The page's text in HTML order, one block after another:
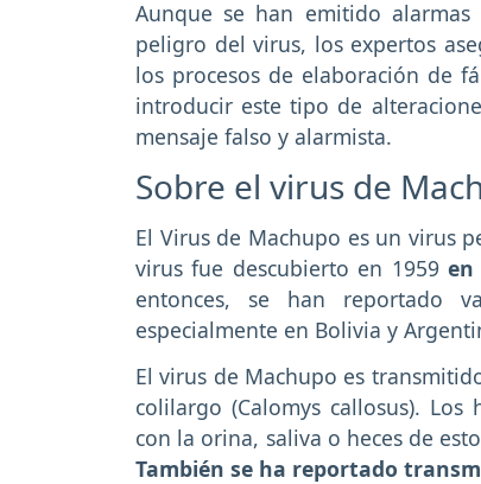
Aunque se han emitido
peligro del virus, los expertos
los procesos de elaboración de
introducir este tipo de
mensaje falso y alarmista.
Sobre el virus de
El Virus de Machupo es un virus
virus fue descubierto en 1959 en
entonces, se han reportado
especialmente en Bolivia y
El virus de Machupo es
colilargo (Calomys callosus).
con la orina, saliva o heces de
También se ha reportado